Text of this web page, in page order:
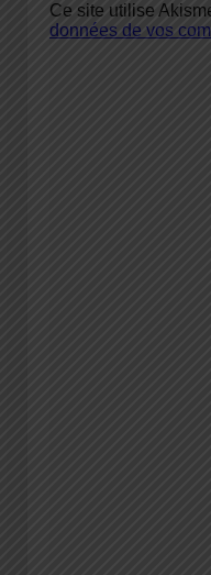
Ce site utilise
données de vos